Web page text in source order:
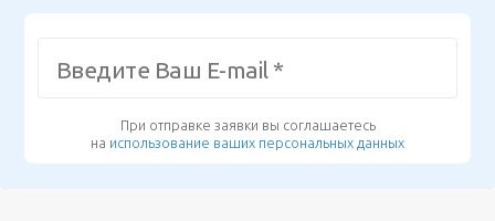
При отправке заявки вы соглашаетесь
на использование ваших персональных данных